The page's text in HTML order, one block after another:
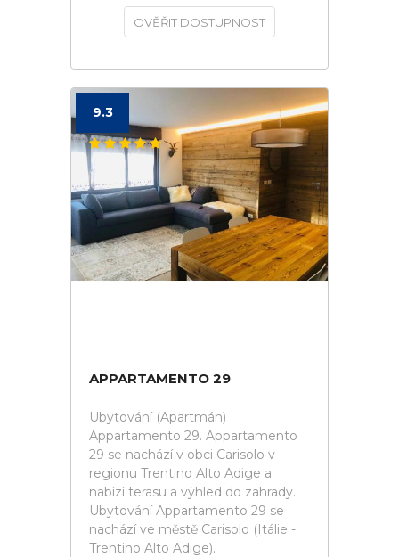
OVĚŘIT DOSTUPNOST
9.3
APPARTAMENTO 29
Ubytování (Apartmán)
Appartamento 29. Appartamento
29 se nachází v obci Carisolo v
regionu Trentino Alto Adige a
nabízí terasu a výhled do zahrady.
Ubytování Appartamento 29 se
nachází ve městě Carisolo (Itálie -
Trentino Alto Adige).